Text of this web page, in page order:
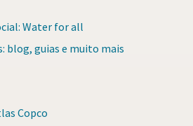
Water for all
blog, guias e muito mais
Copco